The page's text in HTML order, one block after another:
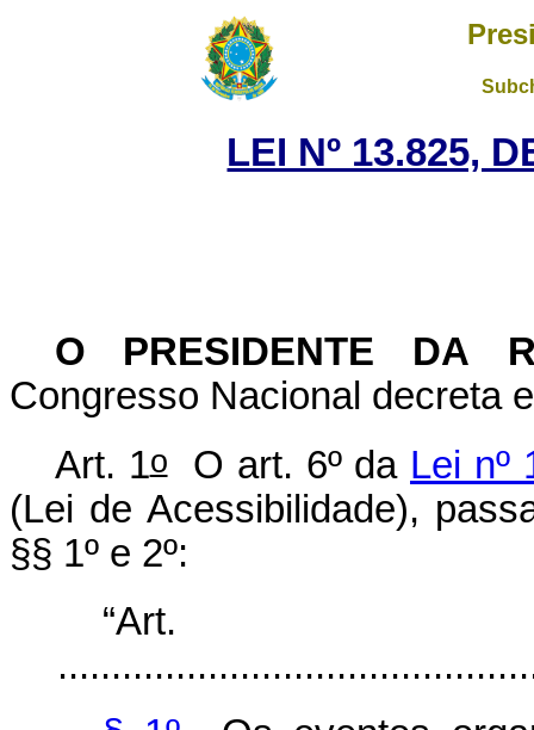
LEI Nº 13.825,
O PRESIDENTE DA
Congresso Nacional decreta
Art. 1oO art. 6º da Lei nº
(Lei de Acessibilidade),
§§ 1º e 2º: